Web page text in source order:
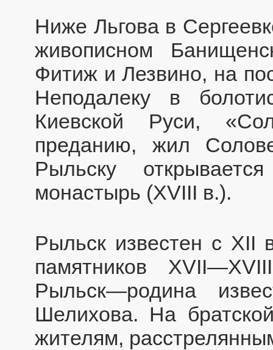
Ниже Льгова в
живописном
Фитиж и Лезвино, на
Неподалеку в
Киевской Руси,
преданию, жил
Рыльску
монастырь (XVIII в.).
Рыльск известен с XII
памятников
Рыльск—родина
Шелихова. На
жителям,